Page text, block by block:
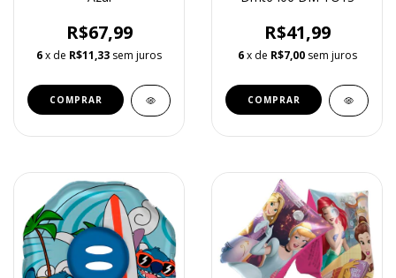
R$67,99
6x de R$11,33 sem juros
R$41,99
6 x de R$7,00 sem juros